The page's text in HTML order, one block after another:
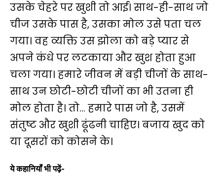
उसके चेहरे पर खुशी तो आई। साथ-ही-साथ जो
चीज उसके पास है, उसका मोल उसे पता चल
गया। वह व्यक्ति उस झोला को बड़े प्यार से
अपने कंधे पर लटकाया और खुश होता हुआ
चला गया। हमारे जीवन में बड़ी चीजों के साथ-
साथ उन छोटी-छोटी चीजों का भी उतना ही
मोल होता है। तो… हमारे पास जो है, उसमें
संतुष्ट और खुशी ढूंढनी चाहिए। बजाय खुद को
या दूसरों को कोसने के।
ये कहानियाँ भी पढ़ें-